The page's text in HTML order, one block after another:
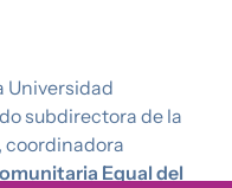
Universidad
subdirectora de la
coordinadora
Equal del